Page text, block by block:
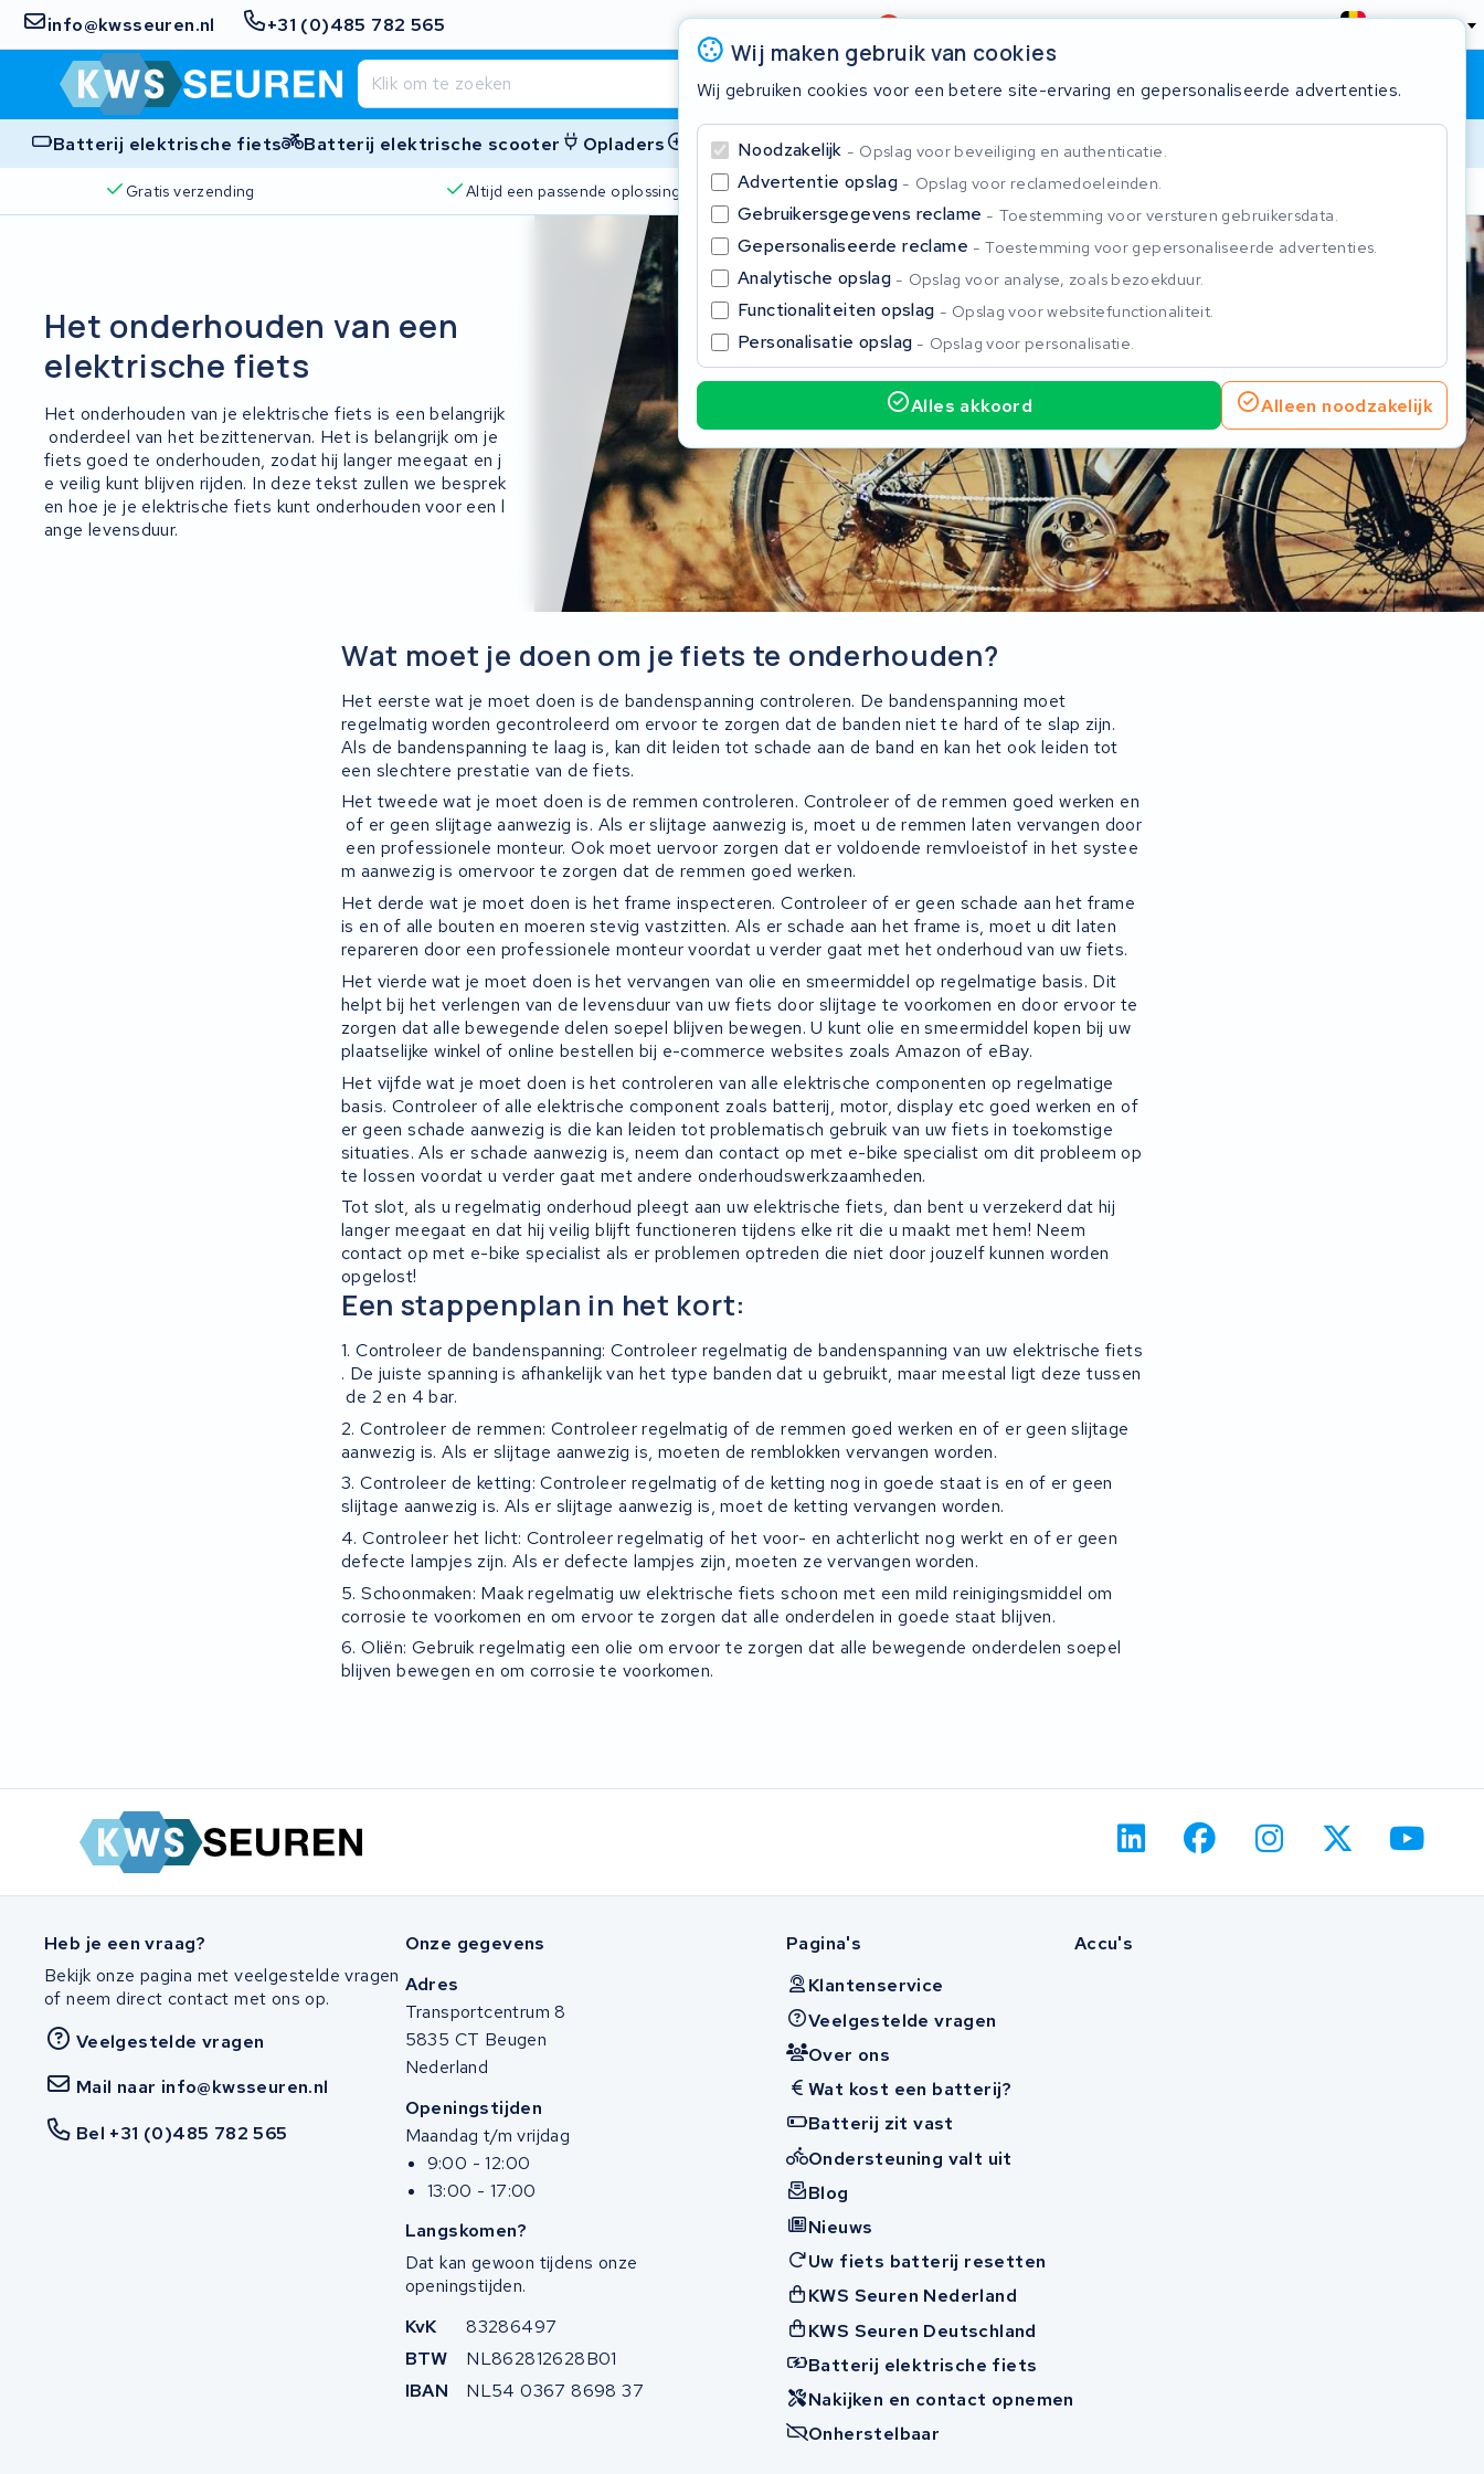
info@kwsseuren.nl +31 (0)485 782 565 Beoordeling4,6/5 België
Winkelwagen Inloggen
Batterij elektrische fiets Batterij elektrische scooter Opladers Accessoires
Gratis verzending Altijd een passende oplossing 2 jaar garantie
Wij maken gebruik van cookies
Wij gebruiken cookies voor een betere site-ervaring en gepersonaliseerde advertenties.
Noodzakelijk Opslag voor beveiliging en authenticatie.
Advertentie opslag Opslag voor reclamedoeleinden.
Gebruikersgegevens reclame Toestemming voor versturen gebruikersdata.
Gepersonaliseerde reclame Toestemming voor gepersonaliseerde advertenties.
Analytische opslag Opslag voor analyse, zoals bezoekduur.
Functionaliteiten opslag Opslag voor websitefunctionaliteit.
Personalisatie opslag Opslag voor personalisatie.
Alles akkoord Alleen noodzakelijk
Het onderhouden van een
elektrische fiets
Het onderhouden van je elektrische fiets is een belangrijk
onderdeel van het bezittenervan. Hetis belangrijk om je
fiets goed te onderhouden, zodathij langer meegaat en j
e veilig kunt blijven rijden. In deze tekst zullen we besprek
en hoe je je elektrische fiets kunt onderhouden voor een l
ange levensduur.
Wat moet je doen om je fiets te onderhouden?
Het eerste wat je moet doen is de bandenspanning controleren. De bandenspanning moet
regelmatig worden gecontroleerd om ervoor te zorgen dat de banden niet te hard of te slap zijn.
Als de bandenspanning te laag is, kan dit leiden tot schade aan de band en kan het ook leiden tot
een slechtere prestatie van de fiets.
Het tweede wat je moet doen is de remmen controleren. Controleer of de remmen goed werken en
of er geen slijtage aanwezig is. Als erslijtage aanwezig is, moet u de remmen laten vervangen door
een professionele monteur. Ook moet uervoor zorgen dat er voldoende remvloeistof in het systee
m aanwezig is omervoor te zorgen dat de remmen goed werken.
Het derde wat je moet doen is het frame inspecteren. Controleer of er geen schade aan het frame
is en of alle bouten en moeren stevig vastzitten. Als er schade aan het frame is, moet u dit laten
repareren door een professionele monteur voordat u verder gaat met het onderhoud van uw fiets.
Het vierde wat je moet doen is het vervangen van olie en smeermiddel op regelmatige basis. Dit
helpt bij het verlengen van de levensduur van uw fiets door slijtage te voorkomen en door ervoor te
zorgen dat alle bewegende delen soepel blijven bewegen. U kunt olie en smeermiddel kopen bij uw
plaatselijke winkel of online bestellen bij e-commerce websites zoals Amazon of eBay.
Het vijfde wat je moet doen is het controleren van alle elektrische componenten op regelmatige
basis. Controleer of alle elektrische component zoals batterij, motor, display etc goed werken en of
er geen schade aanwezig is die kan leiden tot problematisch gebruik van uw fiets in toekomstige
situaties. Als er schade aanwezig is, neem dan contact op met e-bike specialist om dit probleem op
te lossen voordat u verder gaat met andere onderhoudswerkzaamheden.
Tot slot, als u regelmatig onderhoud pleegt aan uw elektrische fiets, dan bent u verzekerd dat hij
langer meegaat en dat hij veilig blijft functioneren tijdens elke rit die u maakt met hem! Neem
contact op met e-bike specialist als er problemen optreden die niet door jouzelf kunnen worden
opgelost!
Een stappenplan in het kort:
1. Controleer de bandenspanning: Controleer regelmatig de bandenspanning van uw elektrische fiets
. De juiste spanning is afhankelijkvan het type banden dat u gebruikt, maar meestal ligt deze tussen
de 2 en 4 bar.
2. Controleer de remmen: Controleer regelmatig of de remmen goed werken en of er geen slijtage
aanwezig is. Als er slijtage aanwezig is, moeten de remblokken vervangen worden.
3. Controleer de ketting: Controleer regelmatig of de ketting nog in goede staat is en of er geen
slijtage aanwezig is. Als er slijtage aanwezig is, moet de ketting vervangen worden.
4. Controleer het licht: Controleer regelmatig of het voor- en achterlicht nog werkt en of er geen
defecte lampjes zijn. Als er defecte lampjes zijn, moeten ze vervangen worden.
5. Schoonmaken: Maak regelmatig uw elektrische fiets schoon met een mild reinigingsmiddel om
corrosie te voorkomen en om ervoor te zorgen dat alle onderdelen in goede staat blijven.
6. Oliën: Gebruik regelmatig een olie om ervoor te zorgen dat alle bewegende onderdelen soepel
blijven bewegen en om corrosie te voorkomen.
Heb je een vraag?
Bekijk onze pagina met veelgestelde vragen
of neem direct contact met ons op.
Veelgestelde vragen
Mail naar info@kwsseuren.nl
Bel +31 (0)485 782 565
Onze gegevens
Adres
Transportcentrum 8
5835 CT Beugen
Nederland
Openingstijden
Maandag t/m vrijdag
9:00 - 12:00
13:00 - 17:00
Langskomen?
Dat kan gewoon tijdens onze
openingstijden.
KvK
83286497
BTW
NL862812628B01
IBAN
NL54 0367 8698 37
Pagina's
Klantenservice
Veelgestelde vragen
Over ons
Wat kost een batterij?
Batterij zit vast
Ondersteuning valt uit
Blog
Nieuws
Uw fiets batterij resetten
KWS Seuren Nederland
KWS Seuren Deutschland
Batterij elektrische fiets
Nakijken en contact opnemen
Onherstelbaar
Accu's
Sluiten
Begin te typen in de zoekbalk om te zoeken